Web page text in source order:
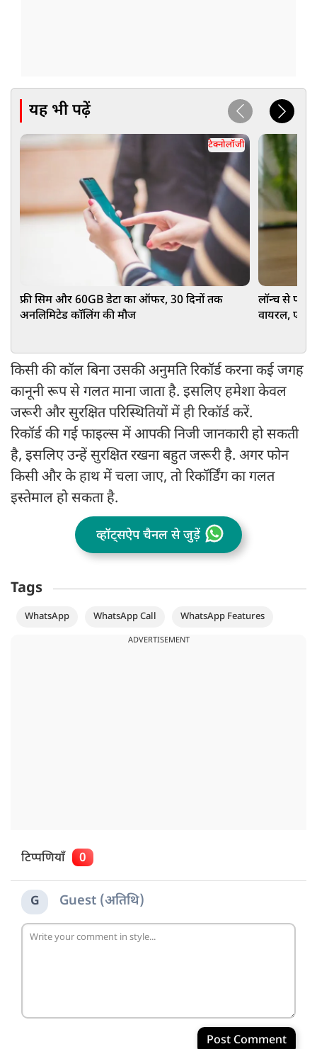
यह भी पढ़ें
टेक्नोलॉजी
फ्री सिम और 60GB डेटा का ऑफर, 30 दिनों तक
अनलिमिटेड कॉलिंग की मौज
लॉन्च से
वायरल, एक
किसी की कॉल बिना उसकी अनुमति रिकॉर्ड करना कई जगह
कानूनी रूप से गलत माना जाता है. इसलिए हमेशा केवल
जरूरी और सुरक्षित परिस्थितियों में ही रिकॉर्ड करें.
रिकॉर्ड की गई फाइल्स में आपकी निजी जानकारी हो सकती
है, इसलिए उन्हें सुरक्षित रखना बहुत जरूरी है. अगर फोन
किसी और के हाथ में चला जाए, तो रिकॉर्डिंग का गलत
इस्तेमाल हो सकता है.
व्हॉट्सऐप चैनल से जुड़ें
Tags
WhatsApp WhatsApp Call WhatsApp Features
ADVERTISEMENT
टिप्पणियाँ 0
G Guest (अतिथि)
Post Comment